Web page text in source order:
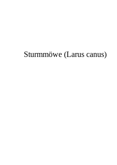
Sturmmöwe (Larus canus)